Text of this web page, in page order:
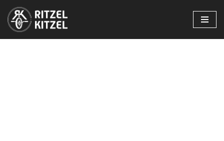
Zum
Inhalt